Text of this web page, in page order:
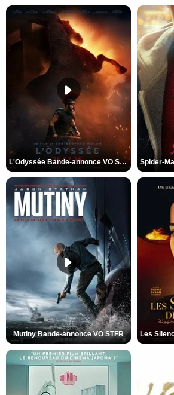
L'Odyssée Bande-annonce VO STFR
Mutiny Bande-annonce VO STFR